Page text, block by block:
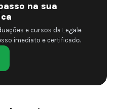
na sua
e cursos da Legale
imediato e certificado.